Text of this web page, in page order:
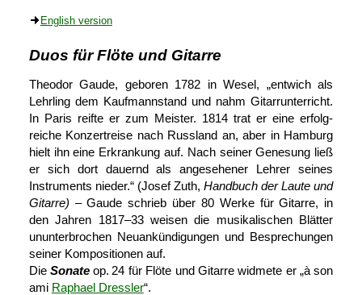
English version
Duos für Flöte und Gitarre
Theodor Gaude, geboren 1782 in Wesel, „entwich als
Lehrling dem Kaufmann­stand und nahm Gitarr­unterricht.
In Paris reifte er zum Meister. 1814 trat er eine erfolg­
reiche Konzert­reise nach Russland an, aber in Hamburg
hielt ihn eine Erkrankung auf. Nach seiner Genesung ließ
er sich dort dauernd als an­gesehener Lehrer seines
Instruments nieder.“ (Josef Zuth,Hand­buch der Laute und
Gitarre) – Gaude schrieb über 80 Werke für Gitarre, in
den Jahren 1817–33weisen die musikalischen Blätter
ununter­brochen Neu­an­kündi­gungen und Be­sprechungen
seiner Kom­positionen auf.
DieSonate op. 24 für Flöte und Gitarre widmete er „à son
ami Raphael Dressler“.